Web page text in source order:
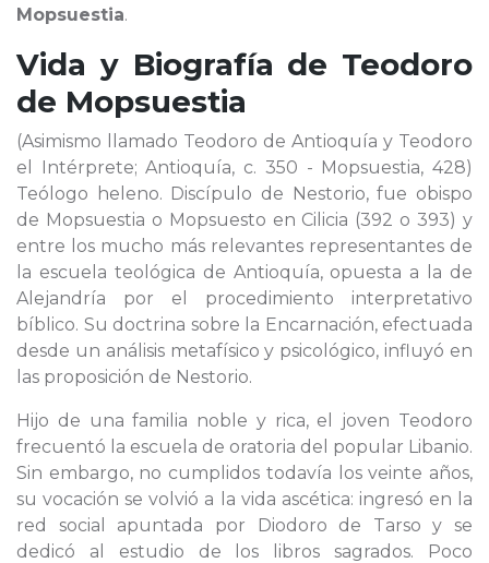
Mopsuestia.
Vida y Biografía de Teodoro
de Mopsuestia
(Asimismo llamado Teodoro de Antioquía y Teodoro
el Intérprete; Antioquía, c. 350 - Mopsuestia, 428)
Teólogo heleno. Discípulo de Nestorio, fue obispo
de Mopsuestia o Mopsuesto en Cilicia (392 o 393) y
entre los mucho más relevantes representantes de
la escuela teológica de Antioquía, opuesta a la de
Alejandría por el procedimiento interpretativo
bíblico. Su doctrina sobre la Encarnación, efectuada
desde un análisis metafísico y psicológico, influyó en
las proposición de Nestorio.
Hijo de una familia noble y rica, el joven Teodoro
frecuentó la escuela de oratoria del popular Libanio.
Sin embargo, no cumplidos todavía los veinte años,
su vocación se volvió a la vida ascética: ingresó en la
red social apuntada por Diodoro de Tarso y se
dedicó al estudio de los libros sagrados. Poco